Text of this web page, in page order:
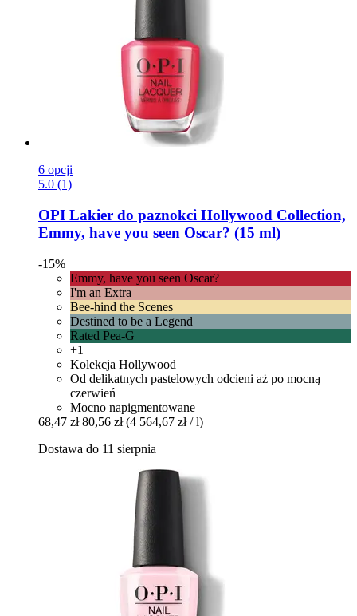
6 opcji
5.0 (1)
OPI Lakier do paznokci Hollywood Collection,
Emmy, have you seen Oscar? (15 ml)
-15%
Emmy, have you seen Oscar?
I'm an Extra
Bee-hind the Scenes
Destined to be a Legend
Rated Pea-G
+1
Kolekcja Hollywood
Od delikatnych pastelowych odcieni aż po mocną
czerwień
Mocno napigmentowane
68,47 zł 80,56 zł (4 564,67 zł / l)
Dostawa do 11 sierpnia